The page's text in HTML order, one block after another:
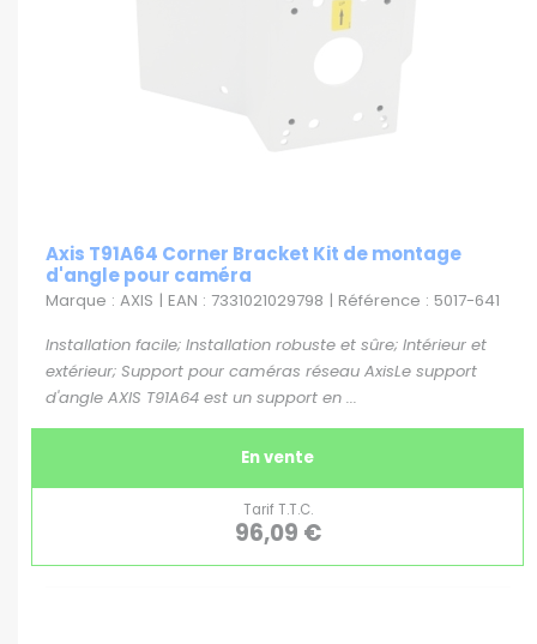
Axis T91A64 Corner Bracket Kit de montage
d'angle pour caméra
Marque : AXIS | EAN : 7331021029798 | Référence : 5017-641
Installation facile; Installation robuste et sûre; Intérieur et
extérieur; Support pour caméras réseau AxisLe support
d'angle AXIS T91A64 est un support en ...
En vente
Tarif T.T.C.
96,09 €